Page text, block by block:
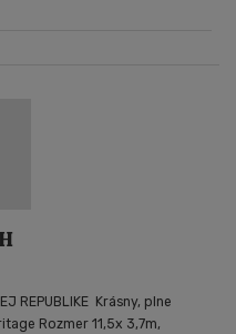
REPUBLIKE Krásny, plne
Rozmer 11,5x 3,7m,